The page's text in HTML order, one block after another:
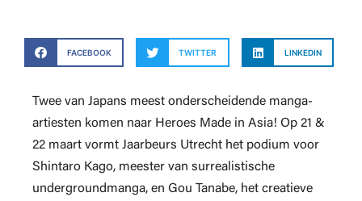
FACEBOOK TWITTER LINKEDIN
Twee van Japans meest onderscheidende manga-
artiesten komen naar Heroes Made in Asia! Op 21 &
22 maart vormt Jaarbeurs Utrecht het podium voor
Shintaro Kago, meester van surrealistische
undergroundmanga, en Gou Tanabe, het creatieve